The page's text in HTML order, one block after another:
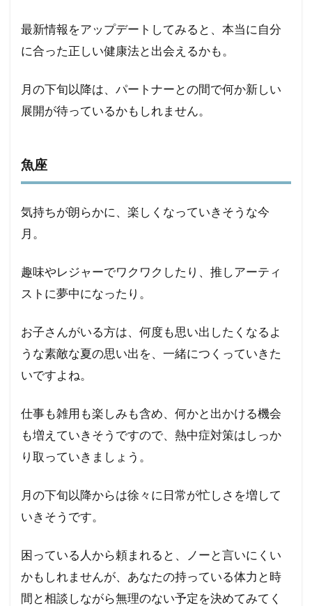
最新情報をアップデートしてみると、本当に自分
に合った正しい健康法と出会えるかも。
月の下旬以降は、パートナーとの間で何か新しい
展開が待っているかもしれません。
魚座
気持ちが朗らかに、楽しくなっていきそうな今
月。
趣味やレジャーでワクワクしたり、推しアーティ
ストに夢中になったり。
お子さんがいる方は、何度も思い出したくなるよ
うな素敵な夏の思い出を、一緒につくっていきた
いですよね。
仕事も雑用も楽しみも含め、何かと出かける機会
も増えていきそうですので、熱中症対策はしっか
り取っていきましょう。
月の下旬以降からは徐々に日常が忙しさを増して
いきそうです。
困っている人から頼まれると、ノーと言いにくい
かもしれませんが、あなたの持っている体力と時
間と相談しながら無理のない予定を決めてみてく